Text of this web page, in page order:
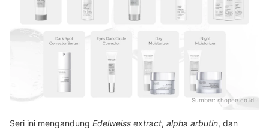
Sumber: shopee.co.id
Seri ini mengandung Edelweiss extract, alpha arbutin, dan